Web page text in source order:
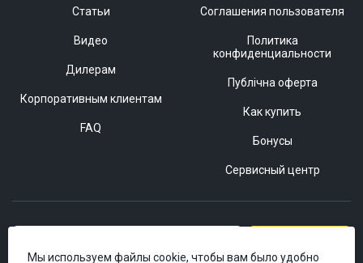
Статьи
Видео
Дилерам
Корпоративным клиентам
FAQ
Соглашения пользователя
Политика
конфиденциальности
Публічна оферта
Как купить
Бонусы
Сервисный центр
Мы используем файлы cookie, чтобы вам было удобно